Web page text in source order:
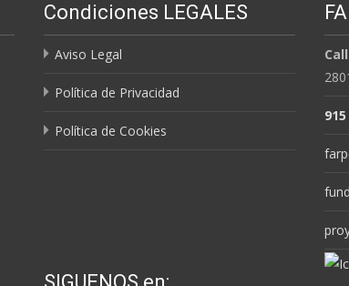
Condiciones LEGALES
Aviso Legal
Política de Privacidad
Política de Cookies